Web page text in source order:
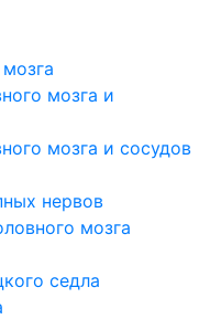
мозга и
мозга и сосудов
нервов
мозга
седла